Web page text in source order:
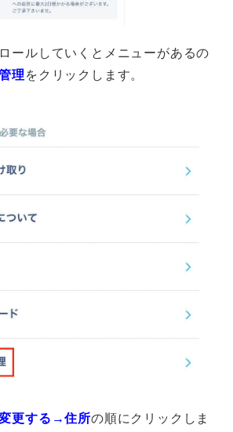
ールしていくとメニューがあるの
理 をクリックします。
更する→住所の順にクリックしま